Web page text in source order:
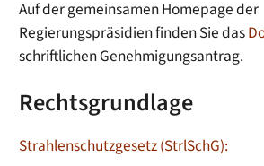
Auf der gemeinsamen Homepage der
Regierungspräsidien finden Sie das
schriftlichen Genehmigungsantrag.
Rechtsgrundlage
Strahlenschutzgesetz (StrlSchG):